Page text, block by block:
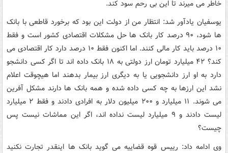
خاطر می میرند تا این بی رحم سود کند.
یوسفیان یادآور شد: انتظار من از دولت این بود که برخورد قاطعی با بانک
ها شود، ۹۰ درصد کار بانک ها حل مشکلات اقتصادی کشور است و فقط
۱۰ درصد باید کار مالی کنند. اما اکنون فقط ۱۰ درصد دارد کار اقتصادی می
کند؟ ۴۲ میلیارد تومان ارز دولتی به ۱۸ بانک داده اند تا اگر کسی دانشجو
دارد به او ارز دانشجویی یا به دیگری ارز بیمار بدهند اما هیچوقت اعلام
نشد این ارزها به چه کسی داده شده و همه بانک ها دارند مشکل آفرین
می شوند. ۱۱ میلیارد و ۲۰۰ میلیون دلار به افرادی دادند و فقط ۲ میلیارد
لیست دادند و ۹ میلیارد لیست نداده اند، اگر این مماشات نیست پس
چیست؟
وی ادامه داد: رییس قوه قضاییه می گوید بانک ها اینقدر تجارت نکنید